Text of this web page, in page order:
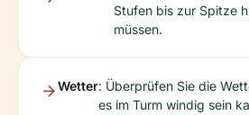
Stufen bis zur Spitze
müssen.
Wetter: Überprüfen Sie die
es im Turm windig sein